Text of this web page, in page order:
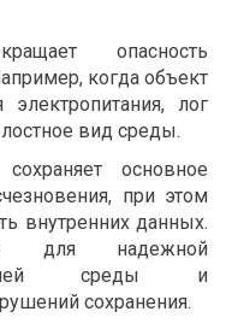
опасность
когда объект
лог
вид среды.
основное
при этом
внутренних данных.
для надежной
среды и
сохранения.